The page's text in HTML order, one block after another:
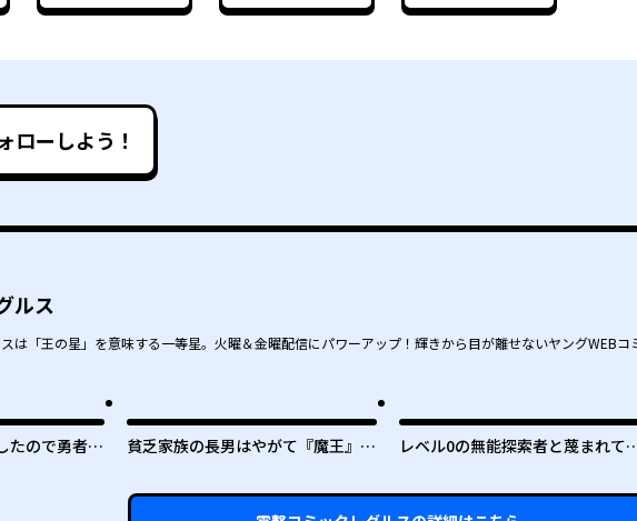
ローしよう！
ルス
は「王の星」を意味する一等星。火曜＆金曜配信にパワーアップ！輝きから目が離せないヤングWEBコ
たので勇者は
貧乏家族の長男はやがて『魔王』に
レベル0の無能探索者と蔑まれて
グ1位は謎の人～